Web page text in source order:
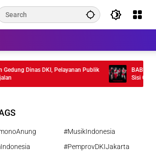
Dinas DKI, Pelayanan Publik
Sisi Gelap
#MusikIndonesia
#PemprovDKIJakarta